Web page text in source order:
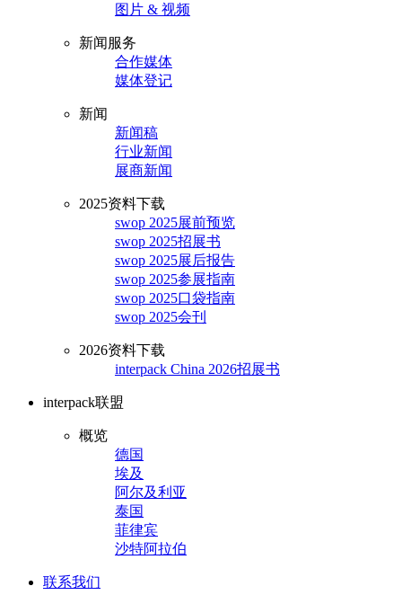
图片 & 视频
新闻服务
合作媒体
媒体登记
新闻
新闻稿
行业新闻
展商新闻
2025资料下载
swop 2025展前预览
swop 2025招展书
swop 2025展后报告
swop 2025参展指南
swop 2025口袋指南
swop 2025会刊
2026资料下载
interpack China 2026招展书
interpack联盟
概览
德国
埃及
阿尔及利亚
泰国
菲律宾
沙特阿拉伯
联系我们